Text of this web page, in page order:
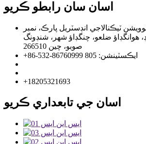
اسان سان رابطو ڪريو
انوويشن ٽيڪنالاجي انڊسٽريل پارڪ، نمبر
روڊ، هوانگڊاؤ ضلعو، چنگڊاؤ شهر، شنڊونگ
صوبو، چين 266510
+86-532-86760999 ايڪسٽينشن: 805
+18205321693
اسان جي تابعداري ڪريو